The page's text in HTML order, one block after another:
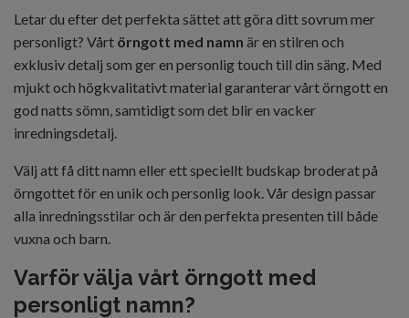
Letar du efter det perfekta sättet att göra ditt sovrum mer
personligt? Vårt örngott med namn är en stilren och
exklusiv detalj som ger en personlig touch till din säng. Med
mjukt och högkvalitativt material garanterar vårt örngott en
god natts sömn, samtidigt som det blir en vacker
inredningsdetalj.
Välj att få ditt namn eller ett speciellt budskap broderat på
örngottet för en unik och personlig look. Vår design passar
alla inredningsstilar och är den perfekta presenten till både
vuxna och barn.
Varför välja vårt örngott med
personligt namn?